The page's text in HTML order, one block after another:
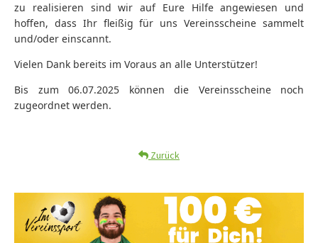
zu realisieren sind wir auf Eure Hilfe angewiesen und
hoffen, dass Ihr fleißig für uns Vereinsscheine sammelt
und/oder einscannt.
Vielen Dank bereits im Voraus an alle Unterstützer!
Bis zum 06.07.2025 können die Vereinsscheine noch
zugeordnet werden.
Zurück